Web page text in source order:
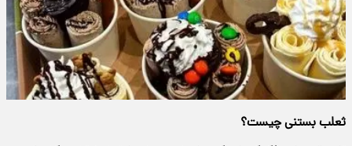
ثعلب بستنی چیست؟